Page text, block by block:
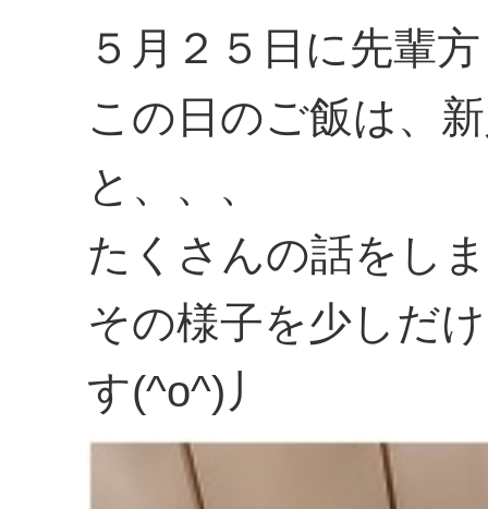
５月２５日に先輩
この日のご飯は、
と、、、
たくさんの話をし
その様子を少しだ
す(^o^)丿